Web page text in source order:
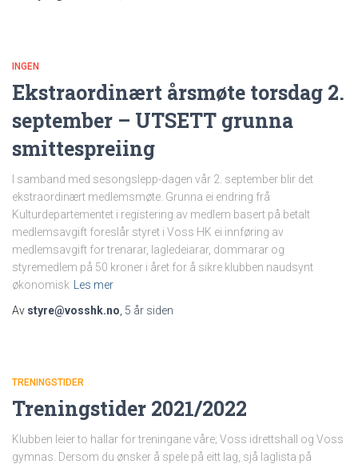
INGEN
Ekstraordinært årsmøte torsdag 2.
september – UTSETT grunna
smittespreiing
I samband med sesongslepp-dagen vår 2. september blir det
ekstraordinært medlemsmøte. Grunna ei endring frå
Kulturdepartementet i registering av medlem basert på betalt
medlemsavgift foreslår styret i Voss HK ei innføring av
medlemsavgift for trenarar, lagledeiarar, dommarar og
styremedlem på 50 kroner i året for å sikre klubben naudsynt
økonomisk
Les mer
Av styre@vosshk.no 5 år siden
TRENINGSTIDER
Treningstider 2021/2022
Klubben leier to hallar for treningane våre; Voss idrettshall og Voss
gymnas. Dersom du ønsker å spele på eitt lag, sjå laglista på